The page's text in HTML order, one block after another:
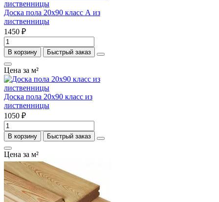
Доска пола 20х90 класс А из
лиственницы
1450 ₽
В корзину Быстрый заказ
Цена за м²
Доска пола 20х90 класс из
лиственницы
1050 ₽
В корзину Быстрый заказ
Цена за м²